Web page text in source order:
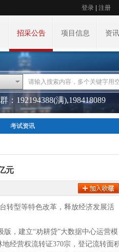
登录 注册
招采公告 项目信息 资
：192194388(满),198418089
考试资讯
元
转型等特色改革，释放经济发展活
版，建立“劝耕贷”大数据中心运营模
经营权流转证370宗，登记流转面